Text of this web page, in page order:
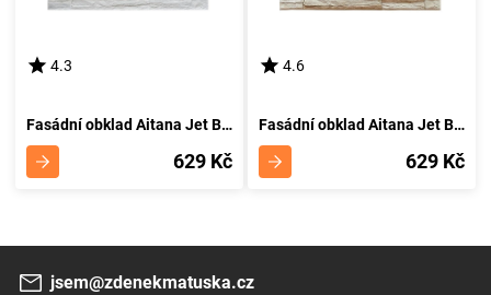
4.3
Fasádní obklad Aitana Jet Blanco 33,3/50
629 Kč
4.6
Fasádní obklad Aitana Jet Bone 33,3/50
629 Kč
jsem@zdenekmatuska.cz